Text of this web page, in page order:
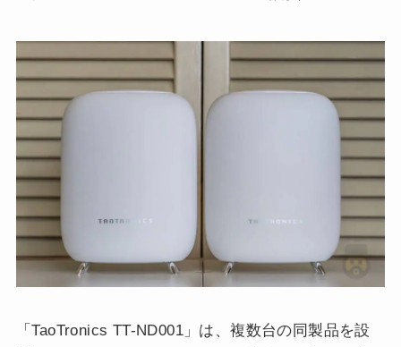
「TaoTronics TT-ND001」は、複数台の同製品を設